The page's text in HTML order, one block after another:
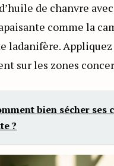
de chanvre
comme la
ladanifère. Appliquez
sur les zones
bien sécher ses
?